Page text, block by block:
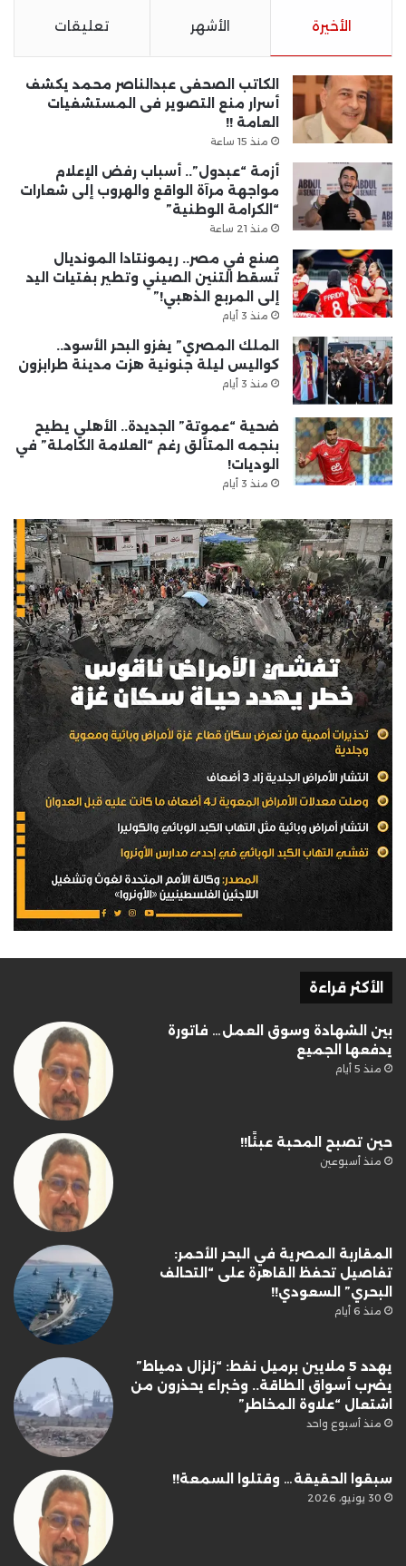
الأخيرة الأشهر تعليقات
الكاتب الصحفى عبدالناصر محمد يكشف
أسرار منع التصوير فى المستشفيات
العامة !!
منذ 15 ساعة
أزمة “عبدول”.. أسباب رفض الإعلام
مواجهة مرآة الواقع والهروب إلى شعارات
“الكرامة الوطنية”
منذ 21 ساعة
صنع في مصر.. ريمونتادا المونديال
تُسقط التنين الصيني وتطير بفتيات اليد
إلى المربع الذهبي!”
منذ 3 أيام
الملك المصري” يغزو البحر الأسود..
كواليس ليلة جنونية هزت مدينة طرابزون
منذ 3 أيام
ضحية “عموتة” الجديدة.. الأهلي يطيح
بنجمه المتألق رغم “العلامة الكاملة” في
الوديات!
منذ 3 أيام
الأكثر قراءة
بين الشهادة وسوق العمل… فاتورة
يدفعها الجميع
منذ 5 أيام
حين تصبح المحبة عبئًا!!
منذ أسبوعين
المقاربة المصرية في البحر الأحمر:
تفاصيل تحفظ القاهرة على “التحالف
البحري” السعودي!!
منذ 6 أيام
يهدد 5 ملايين برميل نفط: “زلزال دمياط”
يضرب أسواق الطاقة.. وخبراء يحذرون من
اشتعال “علاوة المخاطر”
منذ أسبوع واحد
سبقوا الحقيقة… وقتلوا السمعة!!
30 يونيو، 2026